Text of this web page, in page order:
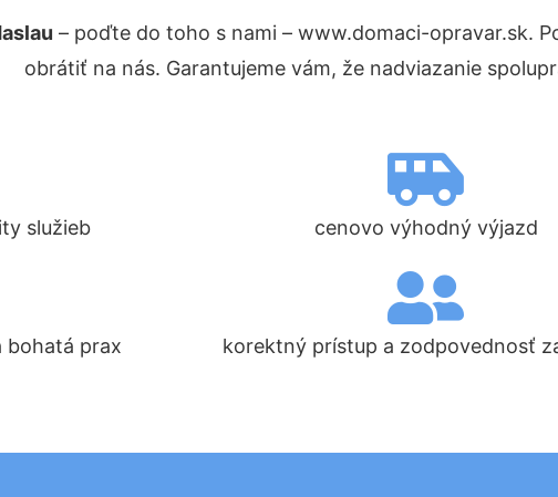
– poďte do toho s nami – www.domaci-opravar.sk.
obrátiť na nás. Garantujeme vám, že nadviazanie
služieb cenovo výhodný výjazd
bohatá prax korektný prístup a zodpovednosť